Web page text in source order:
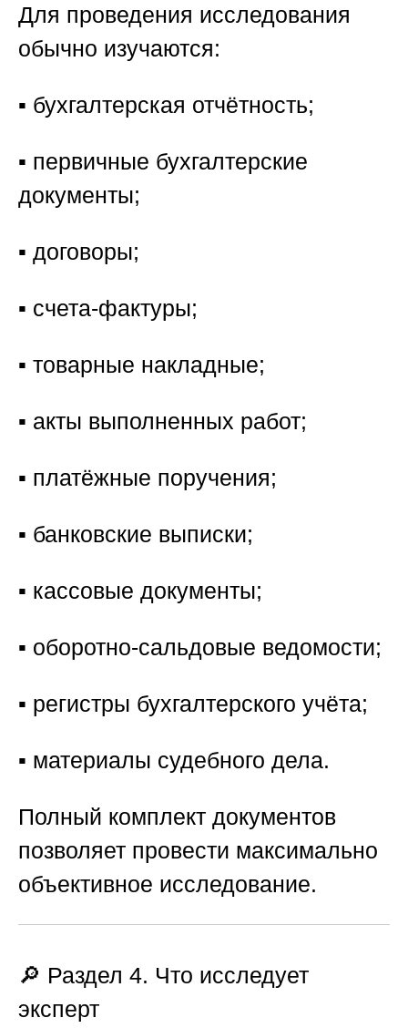
Для проведения исследования
обычно изучаются:
▪️ бухгалтерская отчётность;
▪️ первичные бухгалтерские
документы;
▪️ договоры;
▪️ счета-фактуры;
▪️ товарные накладные;
▪️ акты выполненных работ;
▪️ платёжные поручения;
▪️ банковские выписки;
▪️ кассовые документы;
▪️ оборотно-сальдовые ведомости;
▪️ регистры бухгалтерского учёта;
▪️ материалы судебного дела.
Полный комплект документов
позволяет провести максимально
объективное исследование.
🔎 Раздел 4. Что исследует
эксперт